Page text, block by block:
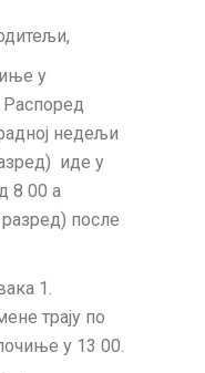
у
недељи
иде у
8 00 а
после
1.
трају по
у 13 00.